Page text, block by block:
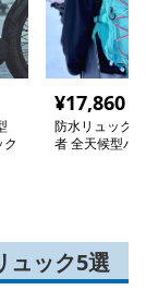
¥17,860
防水リュック
者 全天候型バ
ュック5選